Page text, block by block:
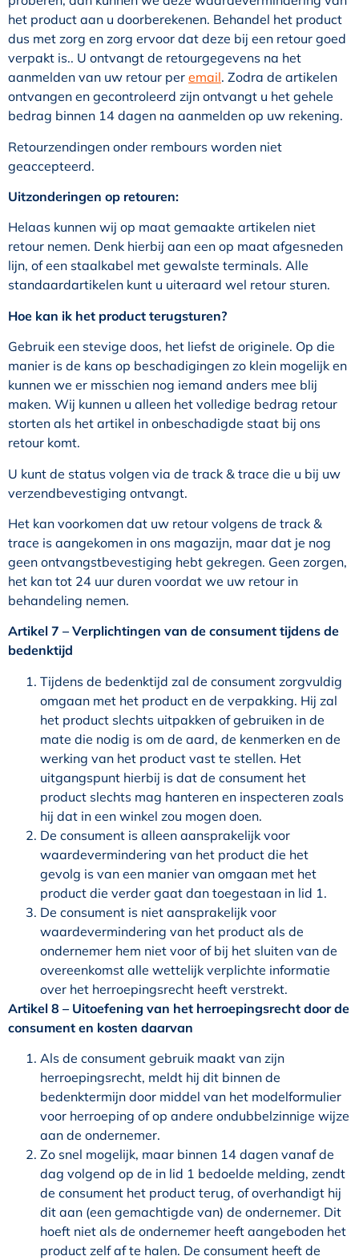
het product aan u doorberekenen. Behandel het product
dus met zorg en zorg ervoor dat deze bij een retour goed
verpakt is.. U ontvangt de retourgegevens na het
aanmelden van uw retour per email. Zodra de artikelen
ontvangen en gecontroleerd zijn ontvangt u het gehele
bedrag binnen 14 dagen na aanmelden op uw rekening.
Retourzendingen onder rembours worden niet
geaccepteerd.
Uitzonderingen op retouren:
Helaas kunnen wij op maat gemaakte artikelen niet
retour nemen. Denk hierbij aan een op maat afgesneden
lijn, of een staalkabel met gewalste terminals. Alle
standaardartikelen kunt u uiteraard wel retour sturen.
Hoe kan ik het product terugsturen?
Gebruik een stevige doos, het liefst de originele. Op die
manier is de kans op beschadigingen zo klein mogelijk en
kunnen we er misschien nog iemand anders mee blij
maken. Wij kunnen u alleen het volledige bedrag retour
storten als het artikel in onbeschadigde staat bij ons
retour komt.
U kunt de status volgen via de track & trace die u bij uw
verzendbevestiging ontvangt.
Het kan voorkomen dat uw retour volgens de track &
trace is aangekomen in ons magazijn, maar dat je nog
geen ontvangstbevestiging hebt gekregen. Geen zorgen,
het kan tot 24 uur duren voordat we uw retour in
behandeling nemen.
Artikel 7 – Verplichtingen van de consument tijdens de
bedenktijd
Tijdens de bedenktijd zal de consument zorgvuldig
omgaan met het product en de verpakking. Hij zal
het product slechts uitpakken of gebruiken in de
mate die nodig is om de aard, de kenmerken en de
werking van het product vast te stellen. Het
uitgangspunt hierbij is dat de consument het
product slechts mag hanteren en inspecteren zoals
hij dat in een winkel zou mogen doen.
De consument is alleen aansprakelijk voor
waardevermindering van het product die het
gevolg is van een manier van omgaan met het
product die verder gaat dan toegestaan in lid 1.
De consument is niet aansprakelijk voor
waardevermindering van het product als de
ondernemer hem niet voor of bij het sluiten van de
overeenkomst alle wettelijk verplichte informatie
over het herroepingsrecht heeft verstrekt.
Artikel 8 – Uitoefening van het herroepingsrecht door de
consument en kosten daarvan
Als de consument gebruik maakt van zijn
herroepingsrecht, meldt hij dit binnen de
bedenktermijn door middel van het modelformulier
voor herroeping of op andere ondubbelzinnige wijze
aan de ondernemer.
Zo snel mogelijk, maar binnen 14 dagen vanaf de
dag volgend op de in lid 1 bedoelde melding, zendt
de consument het product terug, of overhandigt hij
dit aan (een gemachtigde van) de ondernemer. Dit
hoeft niet als de ondernemer heeft aangeboden het
product zelf af te halen. De consument heeft de